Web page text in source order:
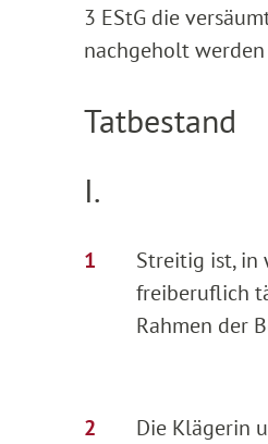
3 EStG die
nachgeholt werden
Tatbestand
I.
Streitig ist, in
freiberuflich
Rahmen der
Die Klägerin